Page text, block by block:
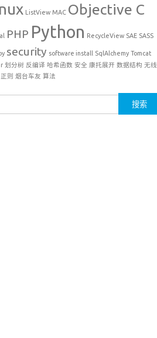
ListView MAC Objective C
PHP Python RecycleView SAE SASS
security software install SqlAlchemy Tomcat
划分树 反编译 哈希函数 安全 康托展开 数据结构 无线
正则 烟台车友 算法